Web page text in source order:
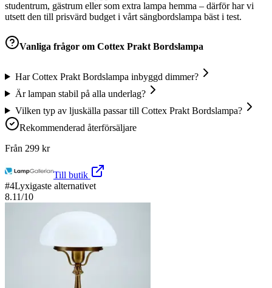
studentrum, gästrum eller som extra lampa hemma – därför har vi
utsett den till prisvärd budget i vårt sängbordslampa bäst i test.
Vanliga frågor om Cottex Prakt Bordslampa
Har Cottex Prakt Bordslampa inbyggd dimmer?
Är lampan stabil på alla underlag?
Vilken typ av ljuskälla passar till Cottex Prakt Bordslampa?
Rekommenderad återförsäljare
Från 299 kr
Till butik
#4Lyxigaste alternativet
8.11/10